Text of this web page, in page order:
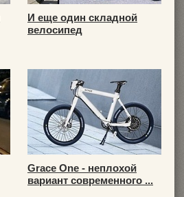
И еще один складной
велосипед
Grace One - неплохой
вариант современного ...